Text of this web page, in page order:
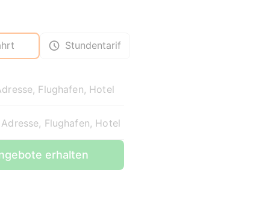
Stundentarif
Flughafen, Hotel
Flughafen, Hotel
erhalten